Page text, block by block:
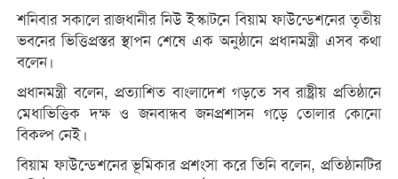
শনিবার সকালে রাজধানীর নিউ ইস্কাটনে বিয়াম ফাউন্ডেশনের তৃতীয়
ভবনের ভিত্তিপ্রস্তর স্থাপন শেষে এক অনুষ্ঠানে প্রধানমন্ত্রী এসব কথা
বলেন।
প্রধানমন্ত্রী বলেন, প্রত্যাশিত বাংলাদেশ গড়তে সব রাষ্ট্রীয় প্রতিষ্ঠানে
মেধাভিত্তিক দক্ষ ও জনবান্ধব জনপ্রশাসন গড়ে তোলার কোনো
বিকল্প নেই।
বিয়াম ফাউন্ডেশনের ভূমিকার প্রশংসা করে তিনি বলেন, প্রতিষ্ঠানটির